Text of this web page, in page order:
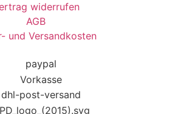
widerrufen
AGB
und Versandkosten